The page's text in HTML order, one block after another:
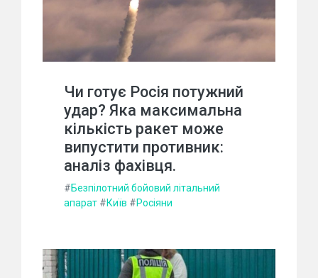
Чи готує Росія потужний
удар? Яка максимальна
кількість ракет може
випустити противник:
аналіз фахівця.
#Безпілотний бойовий літальний
апарат #Київ #Росіяни